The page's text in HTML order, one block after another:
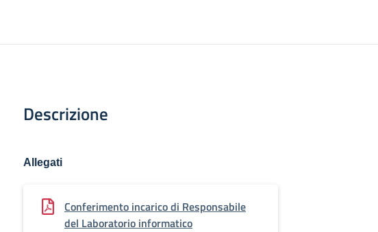
Descrizione
Allegati
Conferimento incarico di Responsabile
del Laboratorio informatico